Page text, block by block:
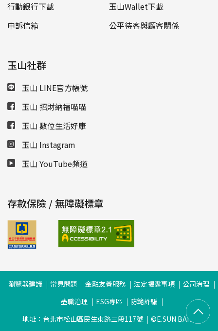
行動銀行下載
玉山Wallet下載
申訴信箱
公平待客與顧客關係
玉山社群
玉山 LINE官方帳號
玉山 招財納福喵喵
玉山 數位生活好康
玉山 Instagram
玉山 YouTube頻道
存款保險 / 無障礙標章
瀏覽器建議 常見問題 金融友善服務 法定揭露事項
公司治理
盡職治理
ESG專區
防範詐騙
地址：台北市松山區民生東路三段117號
©E.SUN BANK